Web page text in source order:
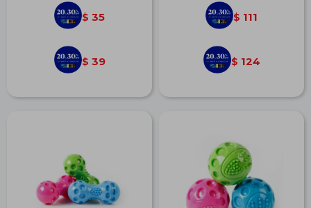
$ 35
$ 39
$ 111
$ 124